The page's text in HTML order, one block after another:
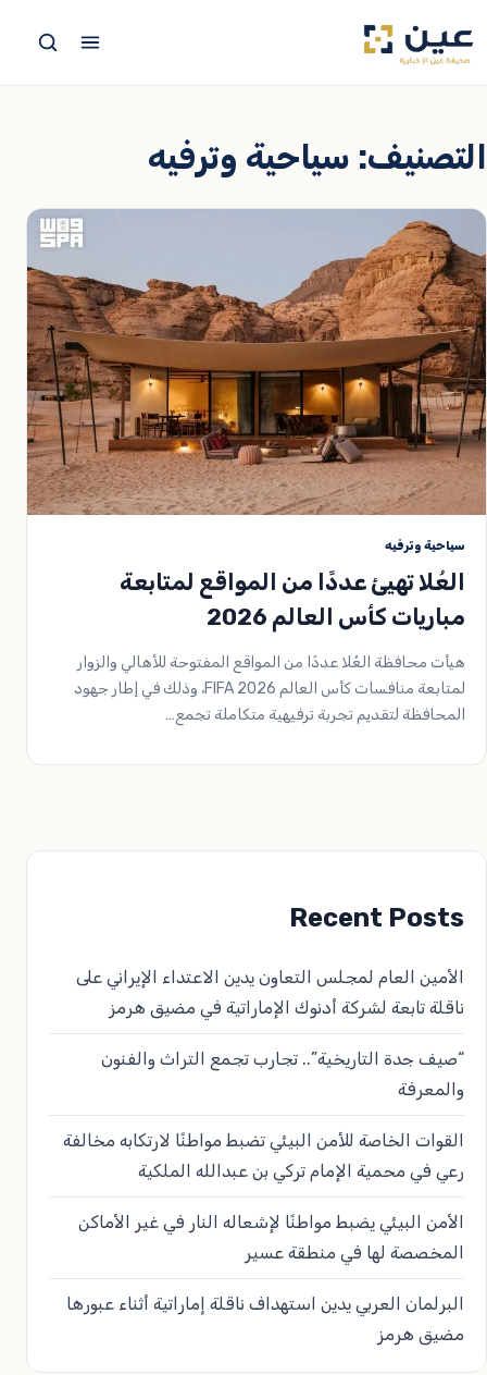
إلى
التصنيف: سياحية وترفيه
سياحية وترفيه
العُلا تهيئ عددًا من المواقع لمتابعة
مباريات كأس العالم 2026
هيأت محافظة العُلا عددًا من المواقع المفتوحة للأهالي والزوار
لمتابعة منافسات كأس العالم 2026 FIFA، وذلك في إطار جهود
المحافظة لتقديم تجربة ترفيهية متكاملة تجمع…
Recent Posts
الأمين العام لمجلس التعاون يدين الاعتداء الإيراني على
ناقلة تابعة لشركة أدنوك الإماراتية في مضيق هرمز
“صيف جدة التاريخية”.. تجارب تجمع التراث والفنون
والمعرفة
القوات الخاصة للأمن البيئي تضبط مواطنًا لارتكابه مخالفة
رعي في محمية الإمام تركي بن عبدالله الملكية
الأمن البيئي يضبط مواطنًا لإشعاله النار في غير الأماكن
المخصصة لها في منطقة عسير
البرلمان العربي يدين استهداف ناقلة إماراتية أثناء عبورها
مضيق هرمز